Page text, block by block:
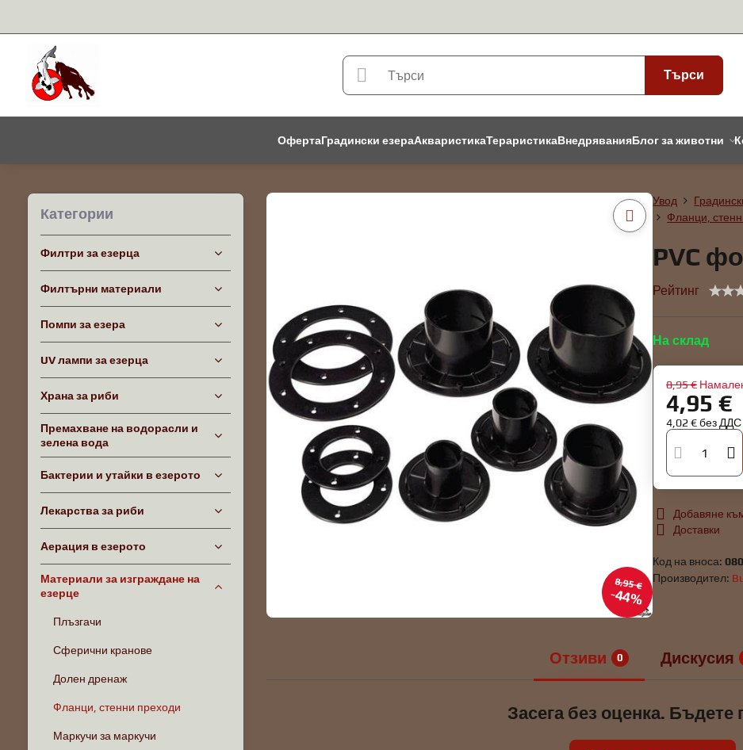
Търси
ОфертаГрадински езераАкваристикаТераристикаВнедряванияБлог за животни
8,95 €
44%
Увод
Фланци,
PVC
Рейтинг
На склад
8,95 €
4,95 €
4,02 €без ДДС
Добавяне
Доставки
Код на вноса:
Производител:
Отзиви 0 Дискусия
Засега без оценка. Бъдете
Категории
Филтри за езерца
Филтърни материали
Помпи за езера
UV лампи за езерца
Храна за риби
Премахване на водорасли и
зелена вода
Бактерии и утайки в езерото
Лекарства за риби
Аерация в езерото
Материали за изграждане на
езерце
Плъзгачи
Сферични кранове
Долен дренаж
Фланци, стенни преходи
Маркучи за маркучи